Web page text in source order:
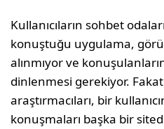
Kullanıcıların sohbet
konuştuğu uygulama,
alınmıyor ve
dinlenmesi gerekiyor.
araştırmacıları, bir
konuşmaları başka bir